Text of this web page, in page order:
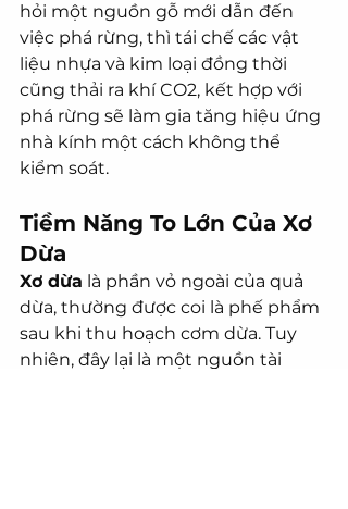
hỏi một nguồn gỗ mới dẫn đến
việc phá rừng, thì tái chế các vật
liệu nhựa và kim loại đồng thời
cũng thải ra khí CO2, kết hợp với
phá rừng sẽ làm gia tăng hiệu ứng
nhà kính một cách không thể
kiểm soát.
Tiềm Năng To Lớn Của Xơ
Dừa
Xơ dừa là phần vỏ ngoài của quả
dừa, thường được coi là phế phẩm
sau khi thu hoạch cơm dừa. Tuy
nhiên, đây lại là một nguồn tài